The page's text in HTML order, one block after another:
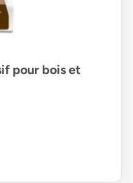
pour bois et